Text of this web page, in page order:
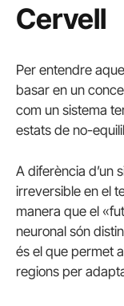
Cervell
Per entendre
basar en un
com un sistema
estats de no-
A diferència d’un
irreversible en el
manera que el
neuronal són
és el que permet
regions per